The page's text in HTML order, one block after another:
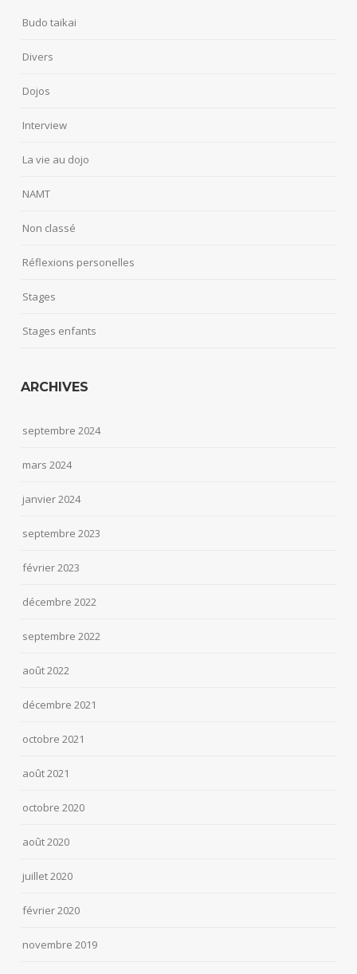
Budo taikai
Divers
Dojos
Interview
La vie au dojo
NAMT
Non classé
Réflexions personelles
Stages
Stages enfants
ARCHIVES
septembre 2024
mars 2024
janvier 2024
septembre 2023
février 2023
décembre 2022
septembre 2022
août 2022
décembre 2021
octobre 2021
août 2021
octobre 2020
août 2020
juillet 2020
février 2020
novembre 2019